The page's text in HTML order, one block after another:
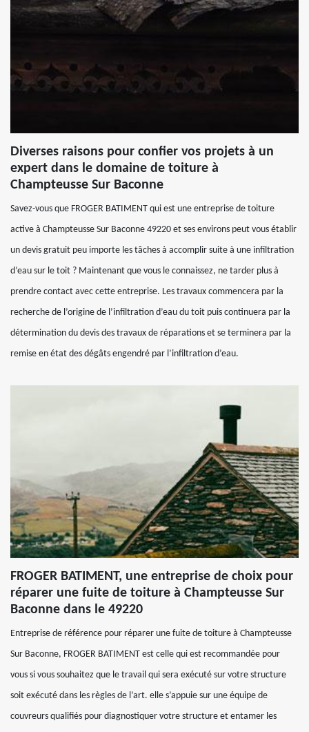
Diverses raisons pour confier vos projets à un
expert dans le domaine de toiture à
Champteusse Sur Baconne
Savez-vous que FROGER BATIMENT qui est une entreprise de toiture
active à Champteusse Sur Baconne 49220 et ses environs peut vous établir
un devis gratuit peu importe les tâches à accomplir suite à une infiltration
d’eau sur le toit ? Maintenant que vous le connaissez, ne tarder plus à
prendre contact avec cette entreprise. Les travaux commencera par la
recherche de l’origine de l’infiltration d’eau du toit puis continuera par la
détermination du devis des travaux de réparations et se terminera par la
remise en état des dégâts engendré par l’infiltration d’eau.
FROGER BATIMENT, une entreprise de choix pour
réparer une fuite de toiture à Champteusse Sur
Baconne dans le 49220
Entreprise de référence pour réparer une fuite de toiture à Champteusse
Sur Baconne, FROGER BATIMENT est celle qui est recommandée pour
vous si vous souhaitez que le travail qui sera exécuté sur votre structure
soit exécuté dans les règles de l’art. elle s’appuie sur une équipe de
couvreurs qualifiés pour diagnostiquer votre structure et entamer les